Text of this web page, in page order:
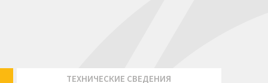
ТЕХНИЧЕСКИЕ СВЕДЕНИЯ